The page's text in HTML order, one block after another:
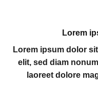
Lorem
Lorem ipsum dolor
elit, sed diam
laoreet dolore